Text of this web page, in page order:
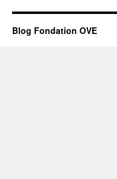
Blog Fondation OVE